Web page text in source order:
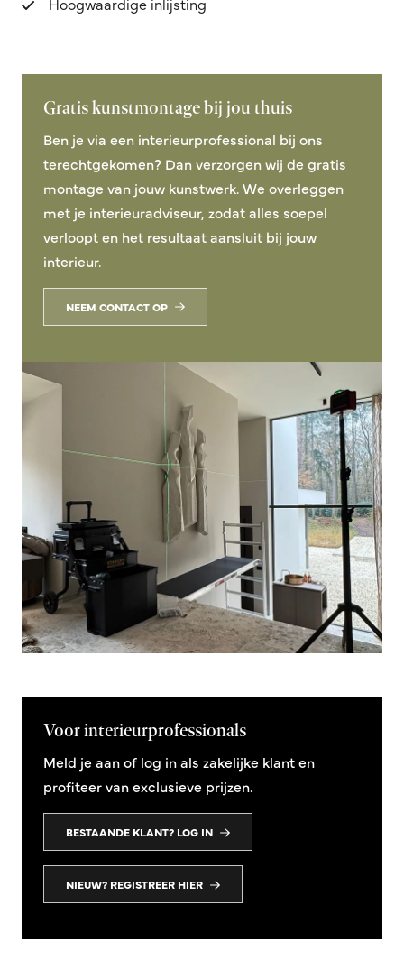
Gratis kunstmontage bij jou thuis
Ben je via een interieurprofessional bij ons
terechtgekomen? Dan verzorgen wij de gratis
montage van jouw kunstwerk. We overleggen
met je interieuradviseur, zodat alles soepel
verloopt en het resultaat aansluit bij jouw
interieur.
NEEM CONTACT OP
Voor interieurprofessionals
Meld je aan of log in als zakelijke klant en
profiteer van exclusieve prijzen.
BESTAANDE KLANT? LOG IN
NIEUW? REGISTREER HIER